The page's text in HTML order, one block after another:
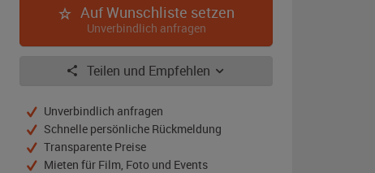
Auf Wunschliste setzen
Unverbindlich anfragen
Teilen und Empfehlen
Unverbindlich anfragen
Schnelle persönliche Rückmeldung
Transparente Preise
Mieten für Film, Foto und Events